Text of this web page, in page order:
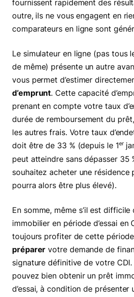
fournissent rapidement des
outre, ils ne vous engagent en
comparateurs en ligne sont
Le simulateur en ligne (pas tous
de même) présente un autre
vous permet d’estimer
d’emprunt. Cette capacité
prenant en compte votre taux
durée de remboursement du
les autres frais. Votre taux
doit être de 33 % (depuis le 1er
peut atteindre sans dépasser 35
souhaitez acheter une résidence
pourra alors être plus élevé).
En somme, même s’il est difficile
immobilier en période d’essai en
toujours profiter de cette
préparer votre demande de
signature définitive de votre CDI.
pouvez bien obtenir un prêt
d’essai, à condition de présenter